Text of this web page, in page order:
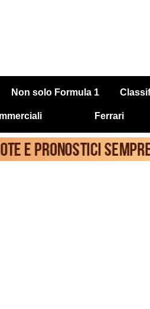
Non solo Formula 1
Ferrari